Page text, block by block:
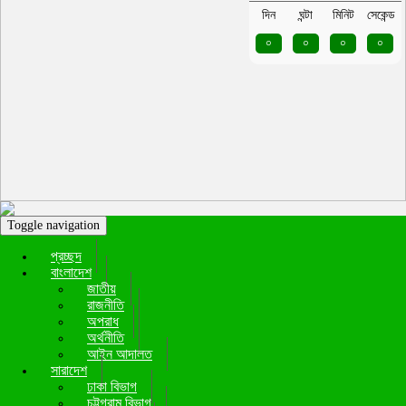
Toggle navigation
প্রচ্ছদ
বাংলাদেশ
জাতীয়
রাজনীতি
অপরাধ
অর্থনীতি
আইন আদালত
সারাদেশ
ঢাকা বিভাগ
চট্টগ্রাম বিভাগ
দিন
ঘন্টা মিনিট
সেকেন্ড
০
০ ০ ০